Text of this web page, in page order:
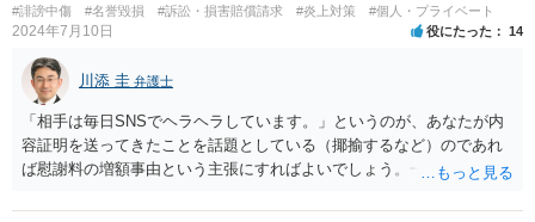
や起訴されることはまずないでしょう。 したがって、「前歴」はつい
ても「前科」がつくことはありません。
#誹謗中傷 #名誉毀損 #訴訟・損害賠償請求 #炎上対策 #個人・プライベート
2024年7月10日 役にたった 14
川添 圭 弁護士
「相手は毎日SNSでヘラヘラしています。」というのが、あなたが内
容証明を送ってきたことを話題としている（揶揄するなど）のであれ
ば慰謝料の増額事由という主張にすればよいでしょう。一方、単に内
というだけである場合は精神的苦痛との因果関係が問題になってきま